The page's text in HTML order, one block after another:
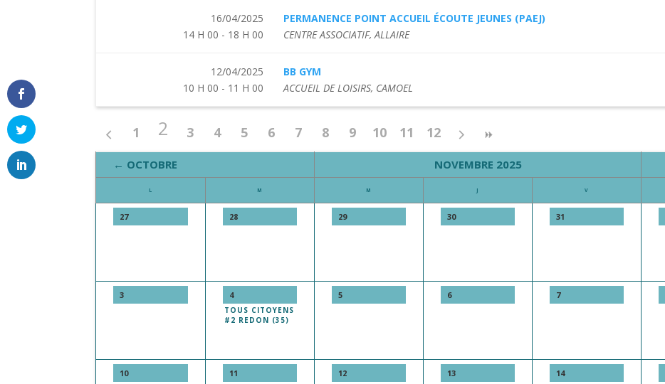
16/04/2025
14 H 00 - 18 H 00
PERMANENCE POINT ACCUEIL ÉCOUTE JEUNES (PAEJ)
CENTRE ASSOCIATIF, ALLAIRE
12/04/2025
10 H 00 - 11 H 00
BB GYM
ACCUEIL DE LOISIRS, CAMOEL
1 2 3 4 5 6 7 8 9 10 11 12
← OCTOBRE NOVEMBRE 2025
L M M J V
27 28 29 30 31
3 4
TOUS CITOYENS
#2 REDON (35)
5 6 7
10 11 12 13 14